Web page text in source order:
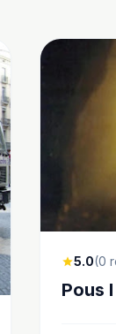
star5.0(0
Pous